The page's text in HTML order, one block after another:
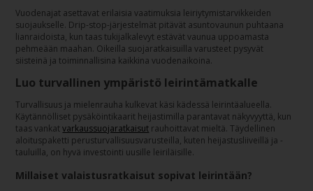
Vuodenajat asettavat erilaisia vaatimuksia leiriytymistarvikkeiden
suojaukselle. Drip-stop-järjestelmät pitävät asuntovaunun puhtaana
lianraidoista, kun taas tukijalkalevyt estävät vaunua uppoamasta
pehmeään maahan. Oikeilla suojaratkaisuilla varusteet pysyvät
siisteinä ja toiminnallisina kaikkina vuodenaikoina.
Luo turvallinen ympäristö leirintämatkalle
Turvallisuus ja mielenrauha kulkevat käsi kädessä leirintäalueella.
Käytännölliset pysäköintikaarit heijastimilla parantavat näkyvyyttä, kun
taas vankatvarkaussuojaratkaisut rauhoittavat mieltä. Täydellinen
aloituspaketti perusturvallisuusvarusteilla, kuten heijastusliiveillä ja -
tauluilla, on hyvä investointi uusille leiriläisille.
Millaiset valaistusratkaisut sopivat leirintään?